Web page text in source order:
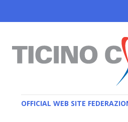
OFFICIAL WEB SITE